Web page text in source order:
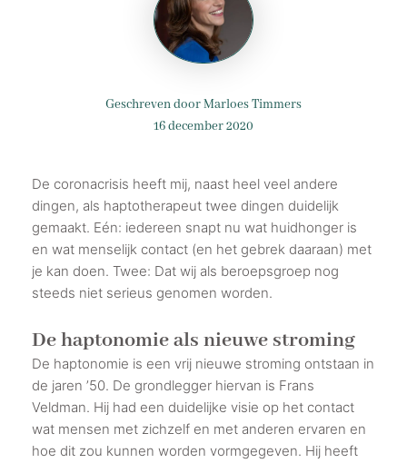
Geschreven door Marloes Timmers
16 december 2020
De coronacrisis heeft mij, naast heel veel andere
dingen, als haptotherapeut twee dingen duidelijk
gemaakt. Eén: iedereen snapt nu wat huidhonger is
en wat menselijk contact (en het gebrek daaraan) met
je kan doen. Twee: Dat wij als beroepsgroep nog
steeds niet serieus genomen worden.
De haptonomie als nieuwe stroming
De haptonomie is een vrij nieuwe stroming ontstaan in
de jaren ’50. De grondlegger hiervan is Frans
Veldman. Hij had een duidelijke visie op het contact
wat mensen met zichzelf en met anderen ervaren en
hoe dit zou kunnen worden vormgegeven. Hij heeft